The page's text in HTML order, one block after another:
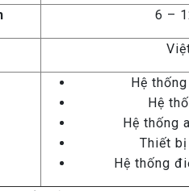
6 –
Hệ
Hệ
Hệ thống
Thiết
Hệ thống